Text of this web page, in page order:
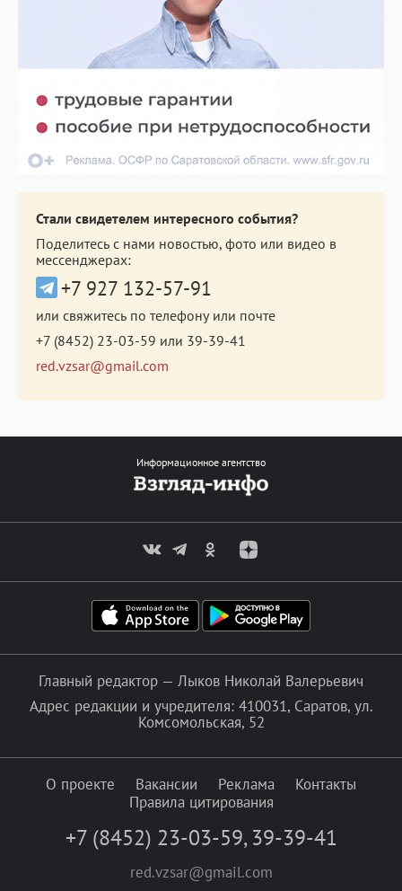
Стали свидетелем интересного события?
Поделитесь с нами новостью, фото или видео в
мессенджерах:
+7 927 132-57-91
или свяжитесь по телефону или почте
+7 (8452) 23-03-59 или 39-39-41
red.vzsar@gmail.com
Информационное агентство
Главный редактор — Лыков Николай Валерьевич
Адрес редакции и учредителя: 410031, Саратов, ул.
Комсомольская, 52
О проекте Вакансии Реклама
Контакты
Правила цитирования
+7 (8452) 23-03-59, 39-39-41
red.vzsar@gmail.com